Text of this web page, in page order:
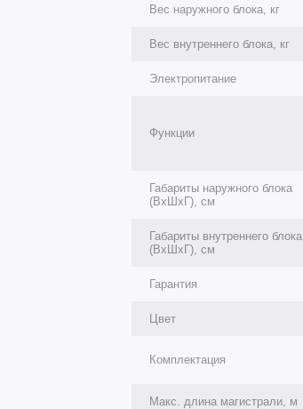
Вес наружного блока, кг
Вес внутреннего блока, кг
Электропитание
Функции
Габариты наружного блока
(ВхШхГ), см
Габариты внутреннего блока
(ВхШхГ), см
Гарантия
Цвет
Комплектация
Макс. длина магистрали, м